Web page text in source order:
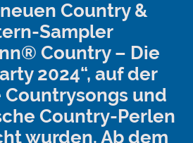
Country &
Sampler
Country – Die
2024“, auf der
und
Country-Perlen
wurden. Ab dem